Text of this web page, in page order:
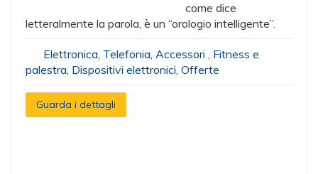
come dice
letteralmente la parola, è un “orologio intelligente”.
Elettronica, Telefonia, Accessori , Fitness e
palestra, Dispositivi elettronici, Offerte
Guarda i dettagli